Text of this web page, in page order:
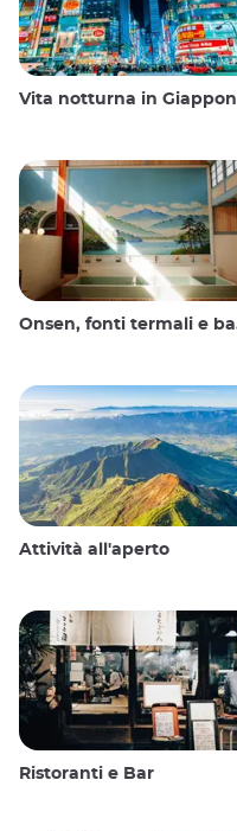
Vita notturna in Giappone: uscire, vedere e bere
Onsen, fonti termali e bagni pubblici
Attività all'aperto
Ristoranti e Bar